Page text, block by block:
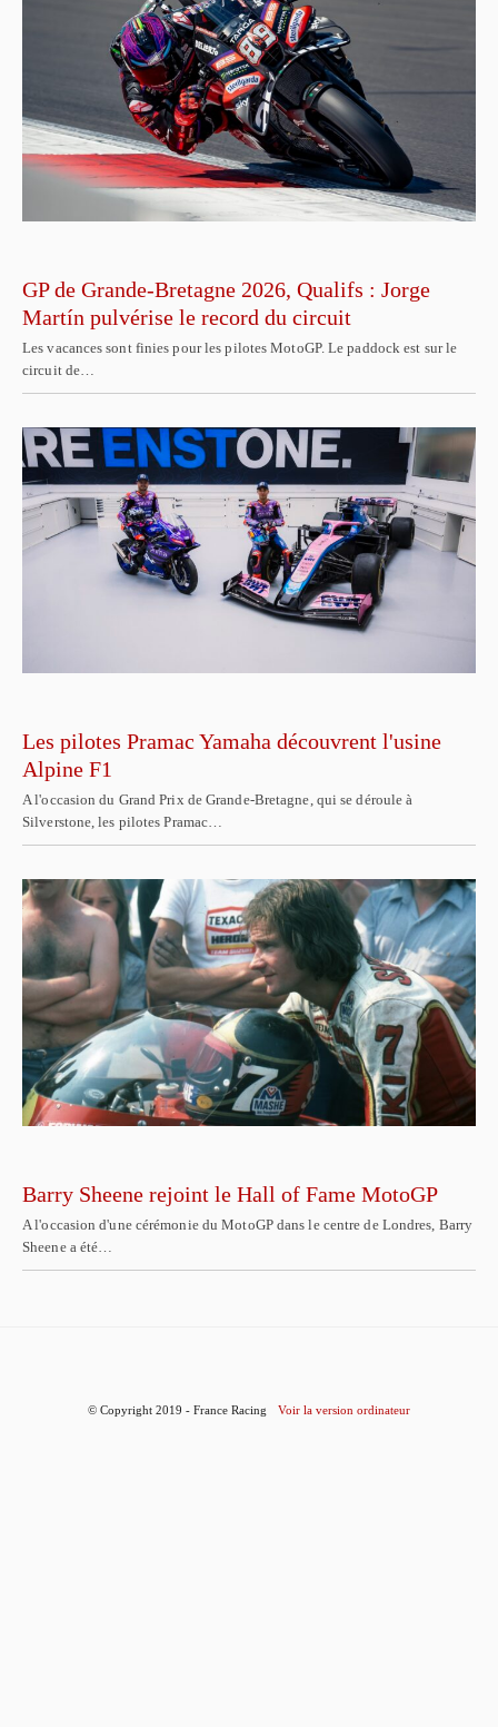
GP de Grande-Bretagne 2026, Qualifs : Jorge
Martín pulvérise le record du circuit
Les vacances sont finies pour les pilotes MotoGP. Le paddock est sur le
circuit de…
Les pilotes Pramac Yamaha découvrent l'usine
Alpine F1
A l'occasion du Grand Prix de Grande-Bretagne, qui se déroule à
Silverstone, les pilotes Pramac…
Barry Sheene rejoint le Hall of Fame MotoGP
A l'occasion d'une cérémonie du MotoGP dans le centre de Londres, Barry
Sheene a été…
© Copyright 2019 - France Racing Voir la version ordinateur